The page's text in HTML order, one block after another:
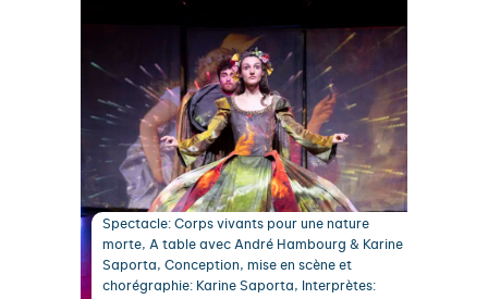
Spectacle: Corps vivants pour une nature
morte, A table avec André Hambourg & Karine
Saporta, Conception, mise en scène et
chorégraphie: Karine Saporta, Interprètes: